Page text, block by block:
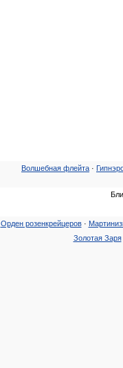
Волшебная флейта ·
Орден розенкрейцеров·
Золотая Заря